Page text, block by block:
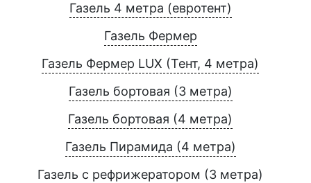
Газель 4 метра (евротент)
Газель Фермер
Газель Фермер LUX (Тент, 4 метра)
Газель бортовая (3 метра)
Газель бортовая (4 метра)
Газель Пирамида (4 метра)
Газель с рефрижератором (3 метра)